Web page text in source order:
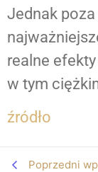
Jednak
realne
w tym
źródło
Poprzedni